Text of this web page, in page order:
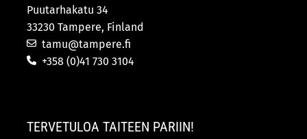
Puutarhakatu 34
33230 Tampere, Finland
tamu@tampere.fi
+358 (0)41 730 3104
TERVETULOA TAITEEN PARIIN!